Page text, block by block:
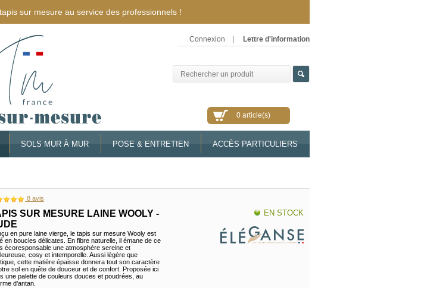
sur mesure au service des professionnels !
Connexion Lettre d'information
0 article(s)
SOLS MUR À MUR POSE & ENTRETIEN ACCÈS PARTICULIERS
8 avis
SUR MESURE LAINE WOOLY -
en pure laine vierge, le tapis sur mesure Wooly est
en boucles délicates. En fibre naturelle, il émane de ce
écoresponsable une atmosphère sereine et
cosy et intemporelle. Aussi légère que
cette matière épaisse donnera tout son caractère
sol en quête de douceur et de confort. Proposée ici
une palette de couleurs douces et poudrées, au
d’antan.
EN STOCK